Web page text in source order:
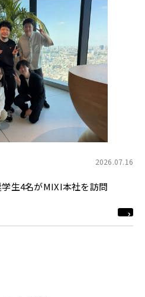
2026.07.16
生4名がMIXI本社を訪問